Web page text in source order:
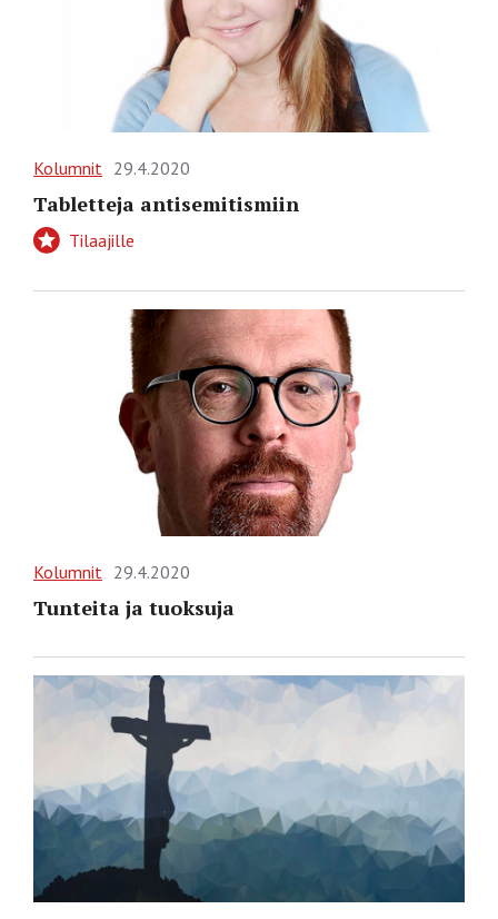
Kolumnit 29.4.2020
Tabletteja antisemitismiin
Tilaajille
Kolumnit 29.4.2020
Tunteita ja tuoksuja